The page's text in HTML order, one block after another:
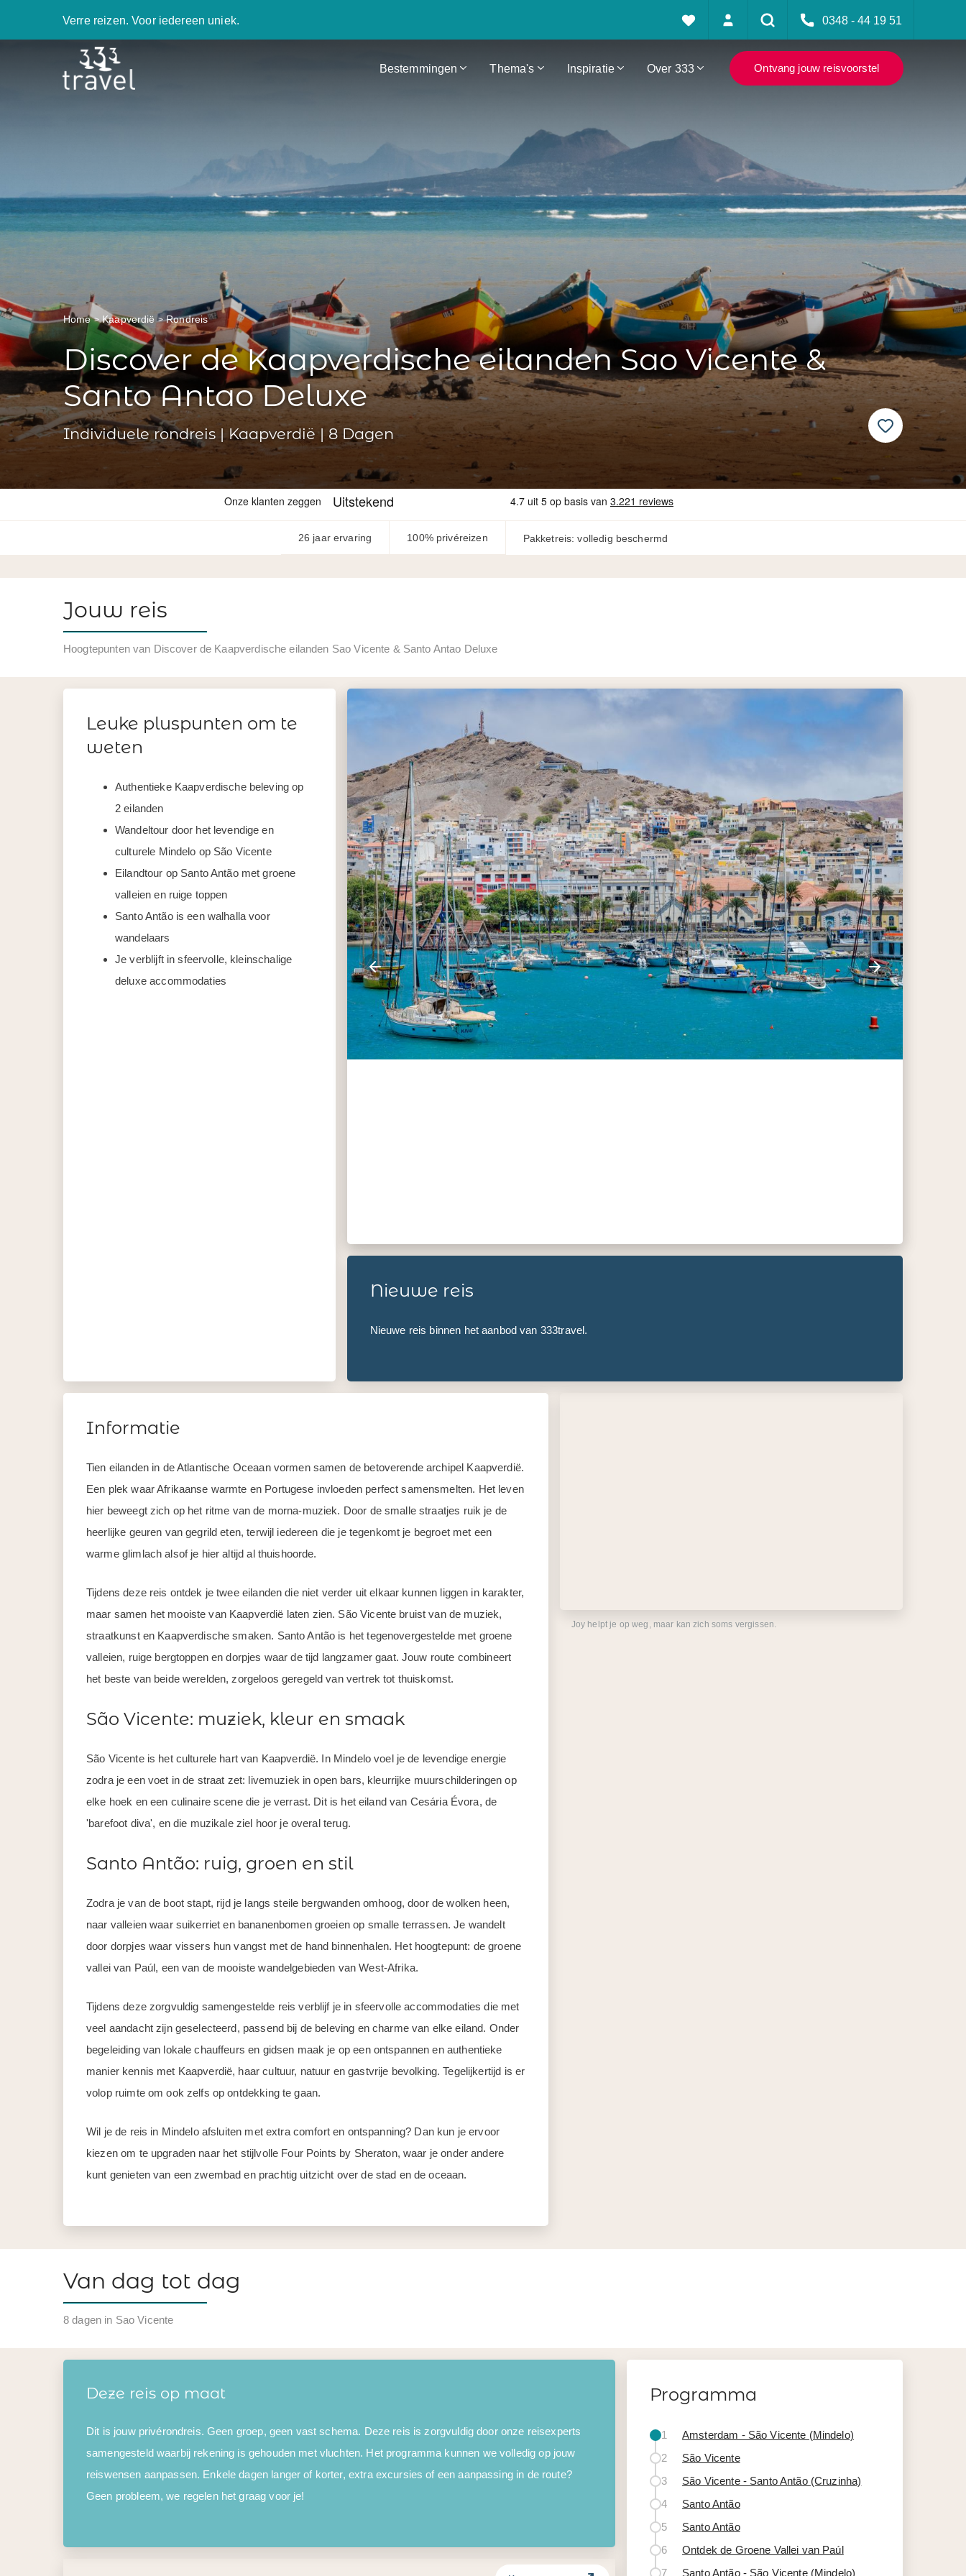
Verre reizen. Voor iedereen uniek. 0348 - 44 19 51
Bestemmingen Thema's Inspiratie Over 333 Ontvang jouw reisvoorstel
Home Kaapverdië Rondreis
Discover de Kaapverdische eilanden Sao Vicente &
Santo Antao Deluxe
Individuele rondreis | Kaapverdië | 8 Dagen
26 jaar ervaring 100% privéreizen Pakketreis: volledig beschermd
Jouw reis
Hoogtepunten van Discover de Kaapverdische eilanden Sao Vicente & Santo Antao Deluxe
Leuke pluspunten om te
weten
Authentieke Kaapverdische beleving op
2 eilanden
Wandeltour door het levendige en
culturele Mindelo op São Vicente
Eilandtour op Santo Antão met groene
valleien en ruige toppen
Santo Antão is een walhalla voor
wandelaars
Je verblijft in sfeervolle, kleinschalige
deluxe accommodaties
Nieuwe reis
Nieuwe reis binnen het aanbod van 333travel.
Informatie
Tien eilanden in de Atlantische Oceaan vormen samen de betoverende archipel Kaapverdië.
Een plek waar Afrikaanse warmte en Portugese invloeden perfect samensmelten. Het leven
hier beweegt zich op het ritme van de morna-muziek. Door de smalle straatjes ruik je de
heerlijke geuren van gegrild eten, terwijl iedereen die je tegenkomt je begroet met een
warme glimlach alsof je hier altijd al thuishoorde.
Tijdens deze reis ontdek je twee eilanden die niet verder uit elkaar kunnen liggen in karakter,
maar samen het mooiste van Kaapverdië laten zien. São Vicente bruist van de muziek,
straatkunst en Kaapverdische smaken. Santo Antão is het tegenovergestelde met groene
valleien, ruige bergtoppen en dorpjes waar de tijd langzamer gaat. Jouw route combineert
het beste van beide werelden, zorgeloos geregeld van vertrek tot thuiskomst.
São Vicente: muziek, kleur en smaak
São Vicente is het culturele hart van Kaapverdië. In Mindelo voel je de levendige energie
zodra je een voet in de straat zet: livemuziek in open bars, kleurrijke muurschilderingen op
elke hoek en een culinaire scene die je verrast. Dit is het eiland van Cesária Évora, de
'barefoot diva', en die muzikale ziel hoor je overal terug.
Santo Antão: ruig, groen en stil
Zodra je van de boot stapt, rijd je langs steile bergwanden omhoog, door de wolken heen,
naar valleien waar suikerriet en bananenbomen groeien op smalle terrassen. Je wandelt
door dorpjes waar vissers hun vangst met de hand binnenhalen. Het hoogtepunt: de groene
vallei van Paúl, een van de mooiste wandelgebieden van West-Afrika.
Tijdens deze zorgvuldig samengestelde reis verblijf je in sfeervolle accommodaties die met
veel aandacht zijn geselecteerd, passend bij de beleving en charme van elke eiland. Onder
begeleiding van lokale chauffeurs en gidsen maak je op een ontspannen en authentieke
manier kennis met Kaapverdië, haar cultuur, natuur en gastvrije bevolking. Tegelijkertijd is er
volop ruimte om ook zelfs op ontdekking te gaan.
Wil je de reis in Mindelo afsluiten met extra comfort en ontspanning? Dan kun je ervoor
kiezen om te upgraden naar het stijlvolle Four Points by Sheraton, waar je onder andere
kunt genieten van een zwembad en prachtig uitzicht over de stad en de oceaan.
Joy helpt je op weg, maar kan zich soms vergissen.
Van dag tot dag
8 dagen in Sao Vicente
Deze reis op maat
Dit is jouw privérondreis. Geen groep, geen vast schema. Deze reis is zorgvuldig door onze reisexperts
samengesteld waarbij rekening is gehouden met vluchten. Het programma kunnen we volledig op jouw
reiswensen aanpassen. Enkele dagen langer of korter, extra excursies of een aanpassing in de route?
Geen probleem, we regelen het graag voor je!
Programma
1
Amsterdam - São Vicente (Mindelo)
2
São Vicente
3
São Vicente - Santo Antão (Cruzinha)
4
Santo Antão
5
Santo Antão
6
Ontdek de Groene Vallei van Paúl
7
Santo Antão - São Vicente (Mindelo)